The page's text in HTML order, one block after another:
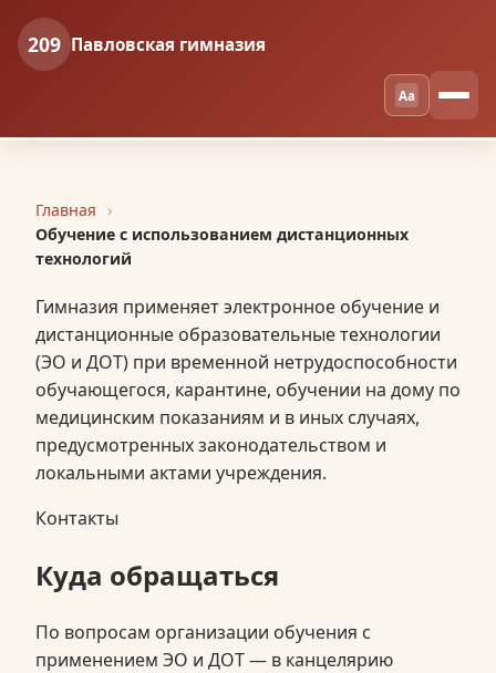
209 Павловская гимназия
Aa
Главная
Обучение с использованием дистанционных
технологий
Гимназия применяет электронное обучение и
дистанционные образовательные технологии
(ЭО и ДОТ) при временной нетрудоспособности
обучающегося, карантине, обучении на дому по
медицинским показаниям и в иных случаях,
предусмотренных законодательством и
локальными актами учреждения.
Контакты
Куда обращаться
По вопросам организации обучения с
применением ЭО и ДОТ — в канцелярию